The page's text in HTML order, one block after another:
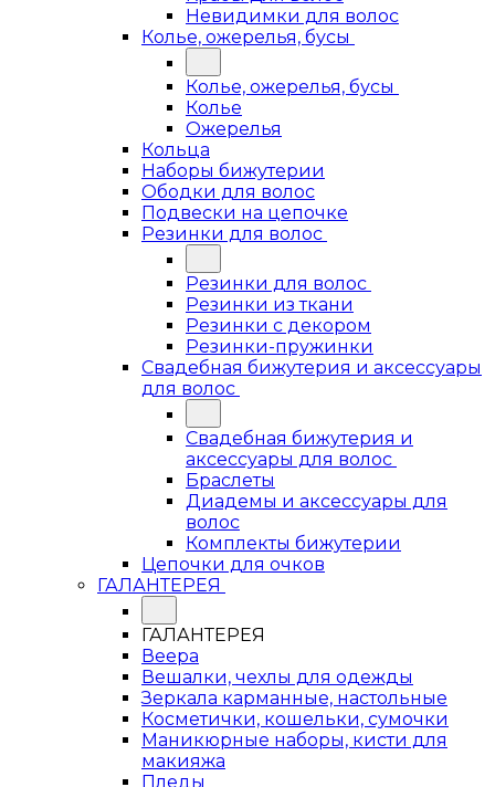
Невидимки для волос
Колье, ожерелья, бусы
Колье, ожерелья, бусы
Колье
Ожерелья
Кольца
Наборы бижутерии
Ободки для волос
Подвески на цепочке
Резинки для волос
Резинки для волос
Резинки из ткани
Резинки с декором
Резинки-пружинки
Свадебная бижутерия и аксессуары
для волос
Свадебная бижутерия и
аксессуары для волос
Браслеты
Диадемы и аксессуары для
волос
Комплекты бижутерии
Цепочки для очков
ГАЛАНТЕРЕЯ
ГАЛАНТЕРЕЯ
Веера
Вешалки, чехлы для одежды
Зеркала карманные, настольные
Косметички, кошельки, сумочки
Маникюрные наборы, кисти для
макияжа
Пледы